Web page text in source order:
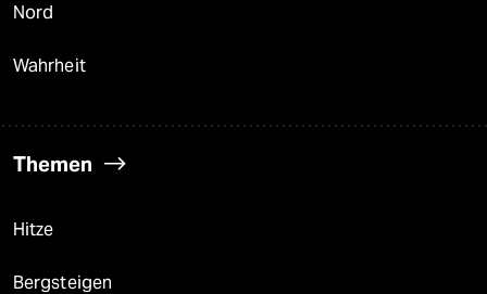
Nord
Wahrheit
Themen
Hitze
Bergsteigen